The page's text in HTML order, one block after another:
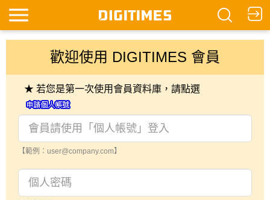
歡迎使用 DIGITIMES 會員
★ 若您是第一次使用會員資料庫，請點選
【範例：user@company.com】